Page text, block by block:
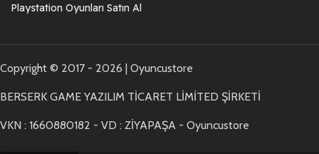
Playstation Oyunları Satın Al
Copyright © 2017 - 2026 | Oyuncustore
BERSERK GAME YAZILIM TİCARET LİMİTED ŞİRKETİ
VKN : 1660880182 - VD : ZİYAPAŞA - Oyuncustore